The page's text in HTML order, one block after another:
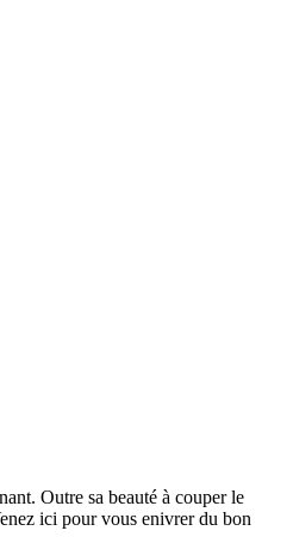
Outre sa beauté à couper le
ici pour vous enivrer du bon